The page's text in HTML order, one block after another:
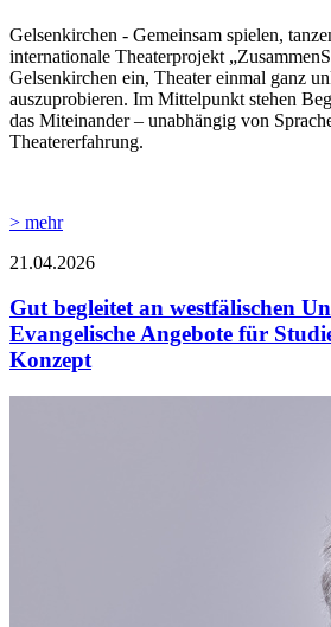
Gelsenkirchen - Gemeinsam spielen,
internationale Theaterprojekt
Gelsenkirchen ein, Theater einmal ganz
auszuprobieren. Im Mittelpunkt stehen
das Miteinander – unabhängig von
Theatererfahrung.
> mehr
21.04.2026
Gut begleitet an westfälischen
Evangelische Angebote für
Konzept